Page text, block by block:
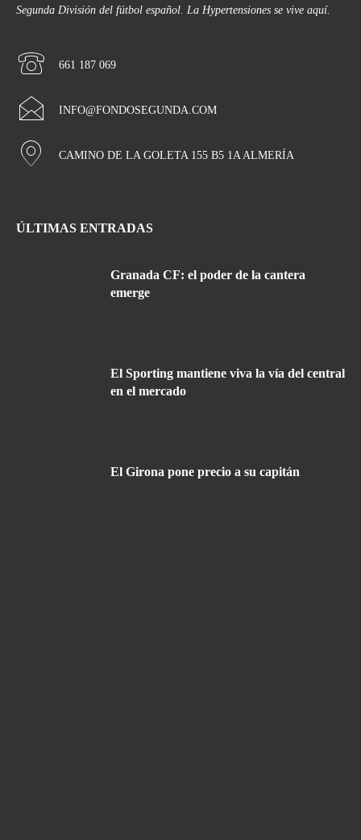
Segunda División del fútbol español. La Hypertensiones se vive aquí.
661 187 069
INFO@FONDOSEGUNDA.COM
CAMINO DE LA GOLETA 155 B5 1A ALMERÍA
ÚLTIMAS ENTRADAS
Granada CF: el poder de la cantera
emerge
El Sporting mantiene viva la vía del central
en el mercado
El Girona pone precio a su capitán